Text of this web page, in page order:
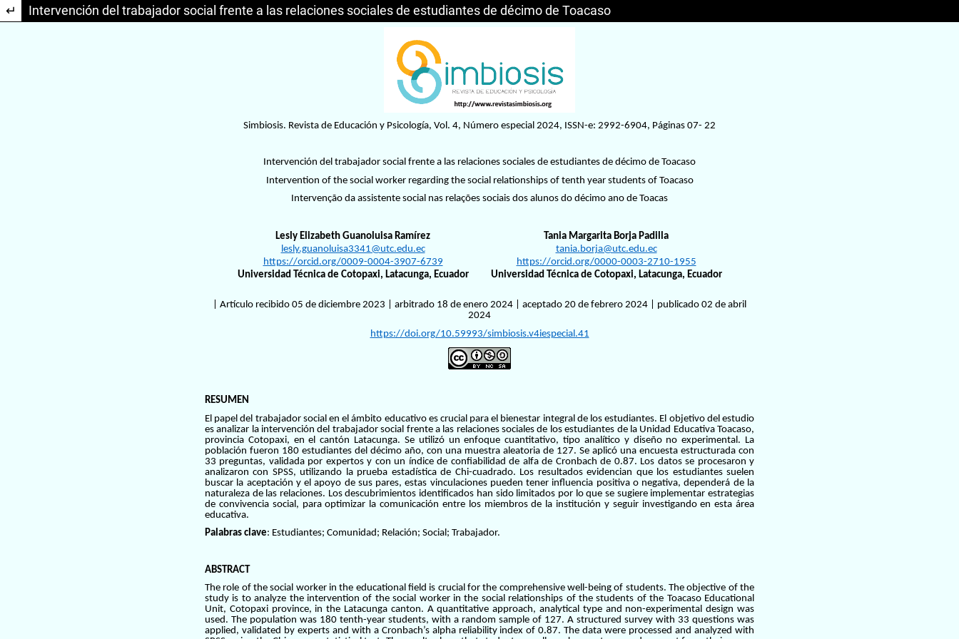
Volver a los detalles del artículo
Intervención del trabajador social frente a las relaciones sociales de estudiantes de décimo de Toacaso